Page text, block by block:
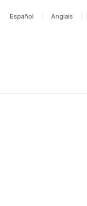
Anglais
Español